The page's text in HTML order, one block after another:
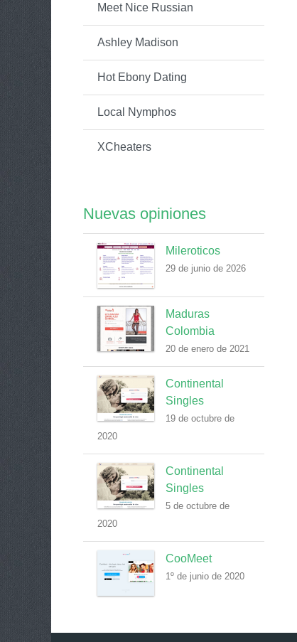
Meet Nice Russian
Ashley Madison
Hot Ebony Dating
Local Nymphos
XCheaters
Nuevas opiniones
Mileroticos
29 de junio de 2026
Maduras
Colombia
20 de enero de 2021
Continental
Singles
19 de octubre de
2020
Continental
Singles
5 de octubre de
2020
CooMeet
1º de junio de 2020